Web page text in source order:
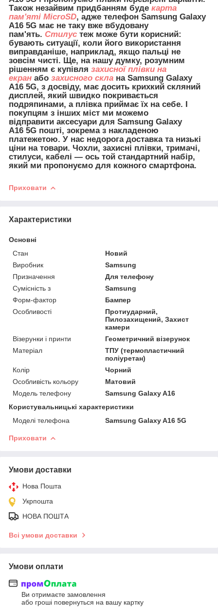
Також незайвим придбанням буде карта
пам'яті MicroSD, адже телефон Samsung Galaxy
A16 5G має не таку вже вбудовану
пам'ять. Стилус теж може бути корисний:
бувають ситуації, коли його використання
виправданіше, наприклад, якщо пальці не
зовсім чисті. Ще, на нашу думку, розумним
рішенням є купівля захисної плівки на
екран або захисного скла на Samsung Galaxy
A16 5G, з досвіду, має досить крихкий скляний
дисплей, який швидко покривається
подряпинами, а плівка приймає їх на себе. І
покупцям з інших міст ми можемо
відправити аксесуари для Samsung Galaxy
A16 5G пошті, зокрема з накладеною
платежетою. У нас недорога доставка та низькі
ціни на товари. Чохли, захисні плівки, тримачі,
стилуси, кабелі — ось той стандартний набір,
який ми пропонуємо для кожного смартфона.
Приховати
Характеристики
Основні
Стан
Новий
Виробник
Samsung
Призначення
Для телефону
Сумісність з
Samsung
Форм-фактор
Бампер
Особливості
Протиударний,
Пилозахищений, Захист
камери
Візерунки і принти
Геометричний візерунок
Матеріал
ТПУ (термопластичний
поліуретан)
Колір
Чорний
Особливість кольору
Матовий
Модель телефону
Samsung Galaxy A16
Користувальницькі характеристики
Моделі телефона
Samsung Galaxy A16 5G
Приховати
Умови доставки
Нова Пошта
Укрпошта
НОВА ПОШТА
Всі умови доставки
Умови оплати
Ви отримаєте замовлення
або гроші повернуться на вашу картку